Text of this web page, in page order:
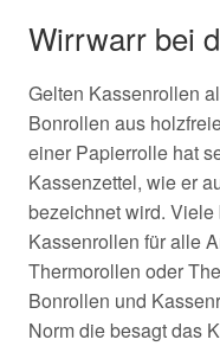
Wirrwarr bei
Gelten Kassenrollen
Bonrollen aus
einer Papierrolle hat
Kassenzettel, wie er
bezeichnet wird.
Kassenrollen für alle
Thermorollen oder
Bonrollen und
Norm die besagt das